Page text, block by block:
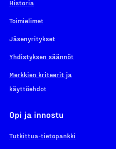
Historia
Toimielimet
Jäsenyritykset
Yhdistyksen säännöt
Merkkien kriteerit ja
käyttöehdot
Opi ja innostu
Tutkittua-tietopankki